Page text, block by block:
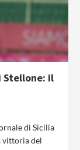
Stellone: il
di Sicilia
vittoria del